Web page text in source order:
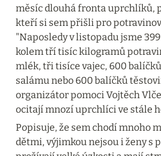
měsíc dlouhá fronta uprchlíků,
kteří si sem přišli pro
"Naposledy v listopadu jsme
kolem tří tisíc kilogramů
mlék, tři tisíce vajec, 600
salámu nebo 600 balíčků
organizátor pomoci Vojtěch
ocitají mnozí uprchlíci ve stále
Popisuje, že sem chodí mnoho
dětmi, výjimkou nejsou i ženy s